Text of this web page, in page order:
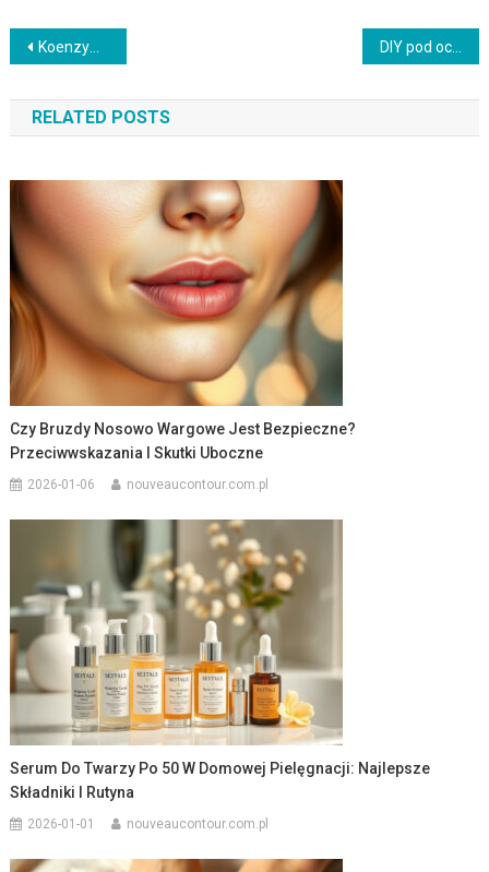
Nawigacja
wpisu
Koenzym q10 w kosmetykach a inne składniki: jak łączyć i nie podrażnić DIY pod oczy bez podrażnień – co pomaga natychmiast, a co działa długofalowo
RELATED POSTS
Czy Bruzdy Nosowo Wargowe Jest Bezpieczne?
Przeciwwskazania I Skutki Uboczne
2026-01-06 nouveaucontour.com.pl
Serum Do Twarzy Po 50 W Domowej Pielęgnacji: Najlepsze
Składniki I Rutyna
2026-01-01 nouveaucontour.com.pl